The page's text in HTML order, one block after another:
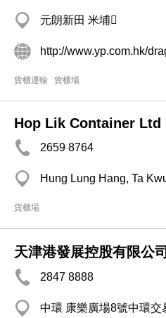
元朗新田 米埔
http://www.yp.com.hk/
貨櫃運輸 貨櫃場
Hop Lik Container Ltd
2659 8764
Hung Lung Hang, Ta
貨櫃場
天津港發展控股有限公司
2847 8888
中環 康樂廣場8號中環